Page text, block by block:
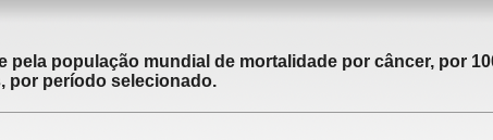
população mundial de mortalidade por câncer, por
por período selecionado.